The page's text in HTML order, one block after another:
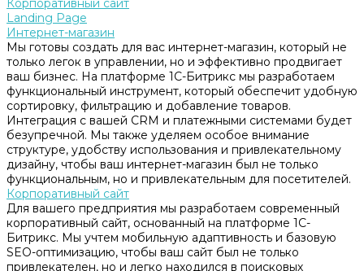
Корпоративный сайт
Landing Page
Интернет-магазин
Мы готовы создать для вас интернет-магазин, который не
только легок в управлении, но и эффективно продвигает
ваш бизнес. На платформе 1С-Битрикс мы разработаем
функциональный инструмент, который обеспечит удобную
сортировку, фильтрацию и добавление товаров.
Интеграция с вашей CRM и платежными системами будет
безупречной. Мы также уделяем особое внимание
структуре, удобству использования и привлекательному
дизайну, чтобы ваш интернет-магазин был не только
функциональным, но и привлекательным для посетителей.
Корпоративный сайт
Для вашего предприятия мы разработаем современный
корпоративный сайт, основанный на платформе 1С-
Битрикс. Мы учтем мобильную адаптивность и базовую
SEO-оптимизацию, чтобы ваш сайт был не только
привлекателен, но и легко находился в поисковых